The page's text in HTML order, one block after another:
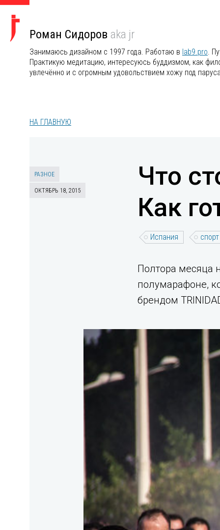
Роман Сидоров aka jr
Занимаюсь дизайном с 1997 года. Работаю в lab9.pro.
Практикую медитацию, интересуюсь буддизмом, как
увлечённо и с огромным удовольствием хожу под
НА ГЛАВНУЮ
РАЗНОЕ
ОКТЯБРЬ 18, 2015
Что
Как
Испания спорт
Полтора месяца
полумарафоне,
брендом